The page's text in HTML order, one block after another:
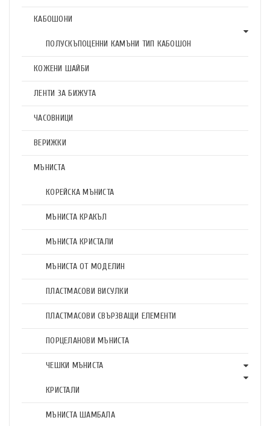
КАБОШОНИ
ПОЛУСКЪПОЦЕННИ КАМЪНИ ТИП КАБОШОН
КОЖЕНИ ШАЙБИ
ЛЕНТИ ЗА БИЖУТА
ЧАСОВНИЦИ
ВЕРИЖКИ
МЪНИСТА
КОРЕЙСКА МЪНИСТА
МЪНИСТА КРАКЪЛ
МЪНИСТА КРИСТАЛИ
МЪНИСТА ОТ МОДЕЛИН
ПЛАСТМАСОВИ ВИСУЛКИ
ПЛАСТМАСОВИ СВЪРЗВАЩИ ЕЛЕМЕНТИ
ПОРЦЕЛАНОВИ МЪНИСТА
ЧЕШКИ МЪНИСТА
КРИСТАЛИ
МЪНИСТА ШАМБАЛА